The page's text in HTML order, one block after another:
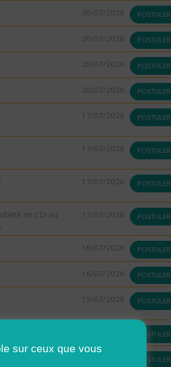
20/07/2026 POSTULER
20/07/2026 POSTULER
20/07/2026 POSTULER
20/07/2026 POSTULER
17/07/2026 POSTULER
17/07/2026 POSTULER
17/07/2026 POSTULER
de CDI ou
17/07/2026 POSTULER
16/07/2026 POSTULER
16/07/2026 POSTULER
15/07/2026 POSTULER
POSTULER
POSTULER
sur ceux que vous